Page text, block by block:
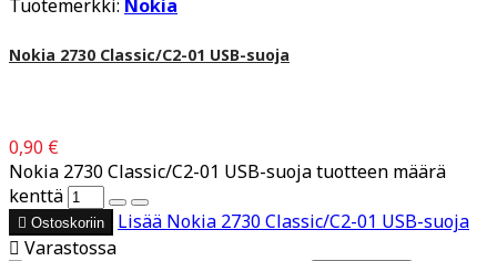
Tuotemerkki: Nokia
Nokia 2730 Classic/C2-01 USB-suoja
0,90 €
Nokia 2730 Classic/C2-01 USB-suoja tuotteen määrä
kenttä
 Ostoskoriin Lisää Nokia 2730 Classic/C2-01 USB-suoja
 Varastossa